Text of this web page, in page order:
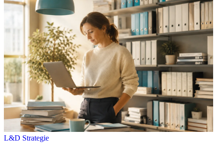
L&D Strategie